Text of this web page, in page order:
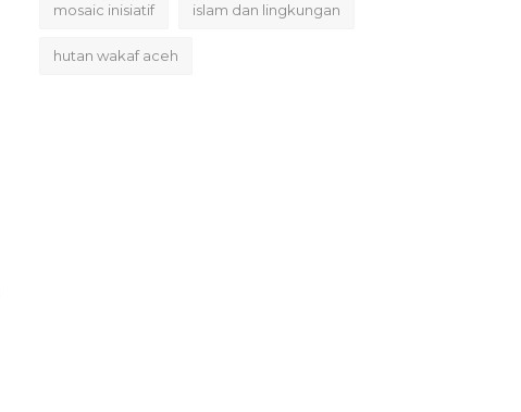
mosaic inisiatif islam dan lingkungan
hutan wakaf aceh